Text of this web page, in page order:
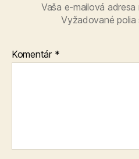
Vaša e-mailová
Vyžadované polia
Komentár *